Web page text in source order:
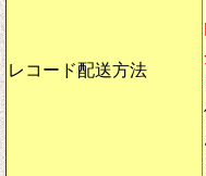
レコード配送方法